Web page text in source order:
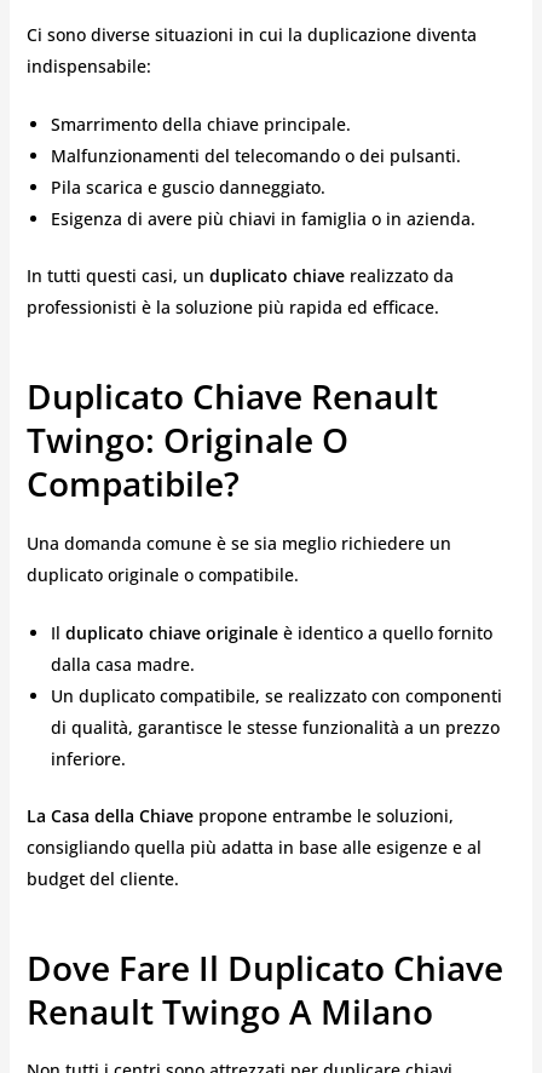
Ci sono diverse situazioni in cui la duplicazione diventa
indispensabile:
Smarrimento della chiave principale.
Malfunzionamenti del telecomando o dei pulsanti.
Pila scarica e guscio danneggiato.
Esigenza di avere più chiavi in famiglia o in azienda.
In tutti questi casi, un duplicato chiaverealizzato da
professionisti è la soluzione più rapida ed efficace.
Duplicato Chiave Renault
Twingo: Originale O
Compatibile?
Una domanda comune è se sia meglio richiedere un
duplicato originale o compatibile.
Il duplicato chiave originaleè identico a quello fornito
dalla casa madre.
Un duplicato compatibile, se realizzato con componenti
di qualità, garantisce le stesse funzionalità a un prezzo
inferiore.
La Casa della Chiavepropone entrambe le soluzioni,
consigliando quella più adatta in base alle esigenze e al
budget del cliente.
Dove Fare Il Duplicato Chiave
Renault Twingo A Milano